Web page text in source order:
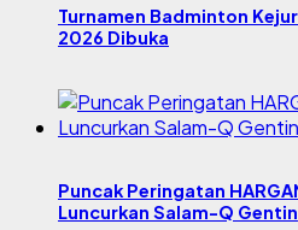
Turnamen Badminton
2026 Dibuka
Puncak Peringatan
Luncurkan Salam-Q